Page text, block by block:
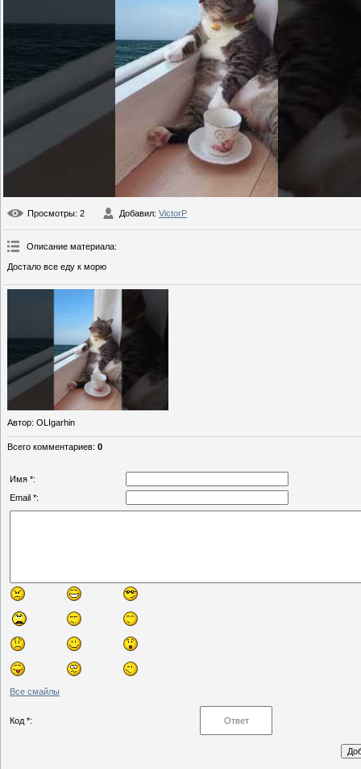
Просмотры: 2 Добавил: VictorP
Описание материала:
Достало все еду к морю
Автор: OLIgarhin
Всего комментариев: 0
Имя *:
Email *:
Все смайлы
Код *: